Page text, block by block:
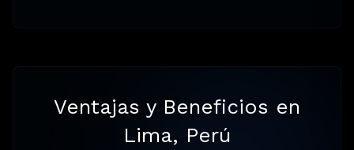
Ventajas y Beneficios en
Lima, Perú